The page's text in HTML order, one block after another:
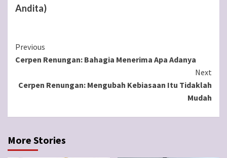
Andita)
Continue
Reading
Previous
Cerpen Renungan: Bahagia Menerima Apa Adanya
Next
Cerpen Renungan: Mengubah Kebiasaan Itu Tidaklah
Mudah
More Stories